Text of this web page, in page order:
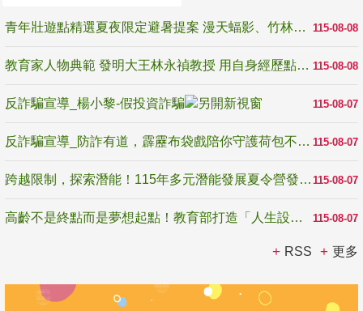
115-08-08
青年壯遊點精選夏夜限定避暑提案 漫天蝠影、竹林尋蛙、茶香夜觀 邀青年暮色出發
115-08-08
教育家人物典範 發明大王林永禎教授 用自身經歷點亮學生的路
115-08-07
反詐騙宣導_楊小黎-假投資詐騙
115-08-07
反詐騙宣導_防詐有道，霹靂布袋戲陪你守護荷包不受騙
115-08-07
跨越限制，探索潛能！115年多元潛能發展夏令營發掘生命無限可能
115-08-07
高齡不是終點而是夢想起點！教育部打造「人生設計夢工場」 參展第3屆高齡健康產業博覽會
RSS 更多